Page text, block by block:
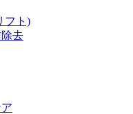
フト)
去